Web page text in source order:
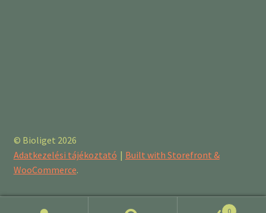
© Bioliget 2026
Adatkezelési tájékoztató
Built with Storefront &
WooCommerce.
0